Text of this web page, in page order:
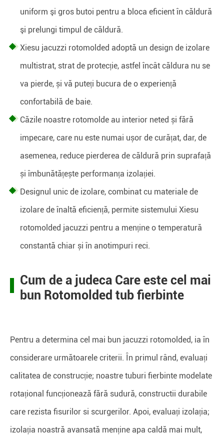
uniform şi gros butoi pentru a bloca eficient în căldură
şi prelungi timpul de căldură.
Xiesu jacuzzi rotomolded adoptă un design de izolare
multistrat, strat de protecție, astfel încât căldura nu se
va pierde, și vă puteți bucura de o experiență
confortabilă de baie.
Căzile noastre rotomolde au interior neted și fără
impecare, care nu este numai ușor de curățat, dar, de
asemenea, reduce pierderea de căldură prin suprafață
și îmbunătățește performanța izolației.
Designul unic de izolare, combinat cu materiale de
izolare de înaltă eficiență, permite sistemului Xiesu
rotomolded jacuzzi pentru a menține o temperatură
constantă chiar și în anotimpuri reci.
Cum de a judeca Care este cel mai
bun Rotomolded tub fierbinte
Pentru a determina cel mai bun jacuzzi rotomolded, ia în
considerare următoarele criterii. În primul rând, evaluați
calitatea de construcție; noastre tuburi fierbinte modelate
rotațional funcționează fără sudură, constructii durabile
care rezista fisurilor si scurgerilor. Apoi, evaluați izolația;
izolația noastră avansată menține apa caldă mai mult,